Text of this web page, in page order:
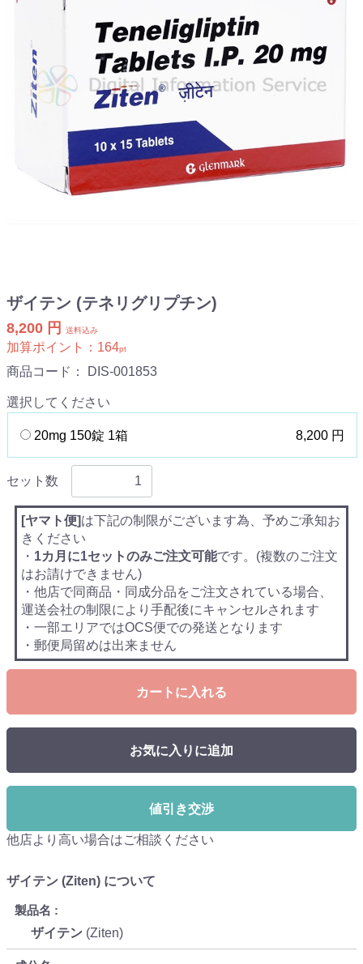
ザイテン (テネリグリプチン)
8,200 円 送料込み
加算ポイント： 164pt
商品コード： DIS-001853
選択してください
20mg 150錠 1箱 8,200 円
セット数
[ヤマト便]は下記の制限がございます為、予めご承知お
きください
・ 1カ月に1セットのみご注文可能です。(複数のご注文
はお請けできません)
・他店で同商品・同成分品をご注文されている場合、
運送会社の制限により手配後にキャンセルされます
・一部エリアではOCS便での発送となります
・郵便局留めは出来ません
カートに入れる
お気に入りに追加
値引き交渉
他店より高い場合はご相談ください
ザイテン (Ziten) について
製品名
ザイテン (Ziten)